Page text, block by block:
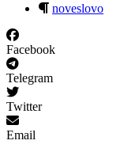
noveslovo
Facebook
Telegram
Twitter
Email